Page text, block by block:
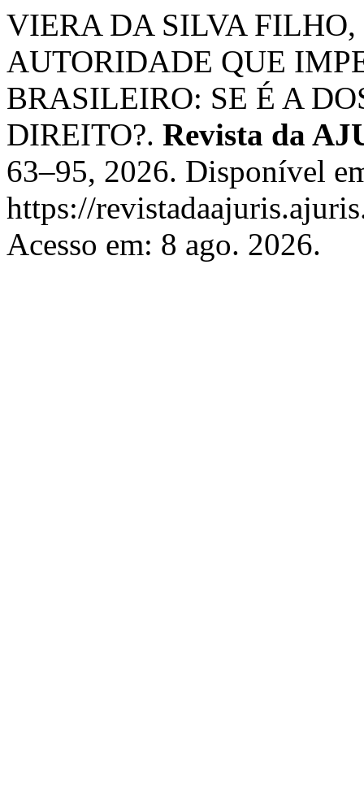
VIERA DA SILVA
AUTORIDADE QUE
BRASILEIRO: SE É A
DIREITO?. Revista da
63–95, 2026. Disponível
https://
Acesso em: 8 ago. 2026.